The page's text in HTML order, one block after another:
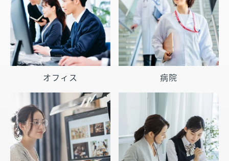
オフィス 病院